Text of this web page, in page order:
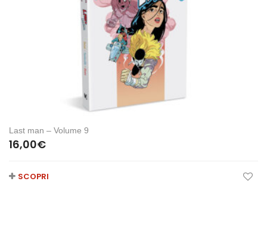
Last man – Volume 9
16,00€
SCOPRI